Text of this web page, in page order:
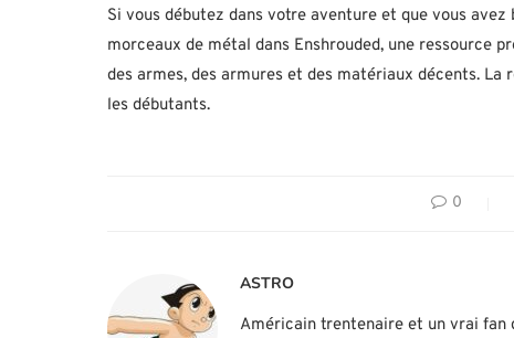
Si vous débutez dans votre aventure et que vous
morceaux de métal dans Enshrouded, une ressource
des armes, des armures et des matériaux décents.
les débutants.
0
ASTRO
Américain trentenaire et un vrai fan